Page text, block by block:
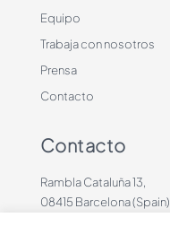
Equipo
Trabaja con nosotros
Prensa
Contacto
Contacto
Rambla Cataluña 13,
08415 Barcelona (Spain)